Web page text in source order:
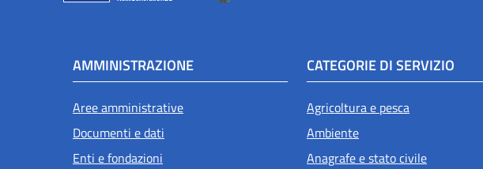
AMMINISTRAZIONE
Aree amministrative
Documenti e dati
Enti e fondazioni
CATEGORIE DI SERVIZIO
Agricoltura e pesca
Ambiente
Anagrafe e stato civile